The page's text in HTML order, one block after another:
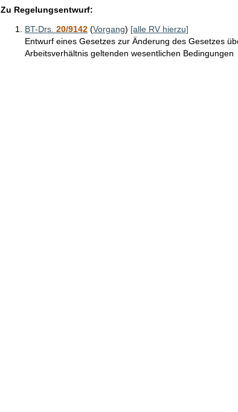
p
Zu Regelungsentwurf:
BT-Drs. 20/9142(Vorgang) [alle RV hierzu]
Entwurf eines Gesetzes zur Änderung des Gesetzes
Arbeitsverhältnis geltenden wesentlichen Bedingungen